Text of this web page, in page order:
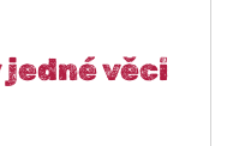
věci